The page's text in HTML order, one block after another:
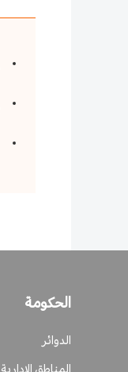
الحكومة
الدوائر
المناطق الإدارية